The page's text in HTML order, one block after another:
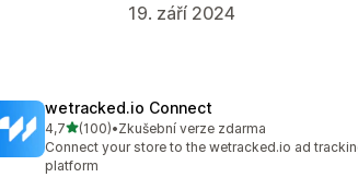
19. září 2024
wetracked.io Connect
4,7z 5 hvězd
(100)
Celkový počet recenzí: 100
•Zkušební verze zdarma
Connect your store to the wetracked.io ad
platform